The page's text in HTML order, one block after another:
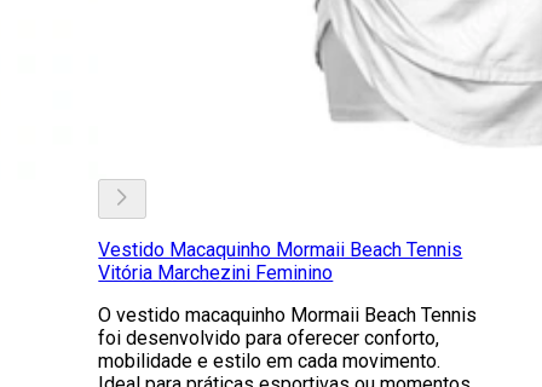
Vestido Macaquinho Mormaii Beach Tennis
Vitória Marchezini Feminino
O vestido macaquinho Mormaii Beach Tennis
foi desenvolvido para oferecer conforto,
mobilidade e estilo em cada movimento.